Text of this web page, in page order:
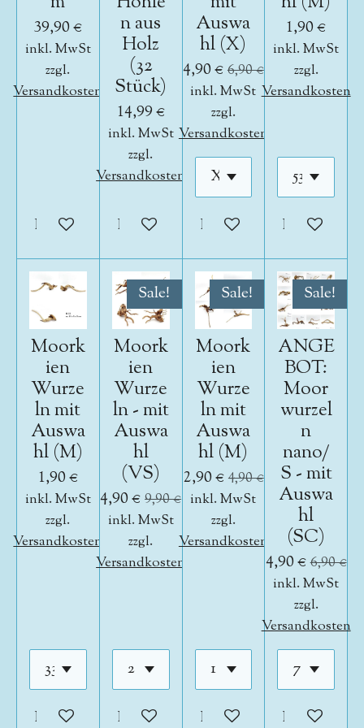
39,90 €
inkl. MwSt
zzgl.
Versandkosten
In den Warenkorb
n aus
Holz
(32
Stück)
14,99 €
inkl. MwSt
zzgl.
Versandkosten
In den Warenkorb
Auswa
hl (X)
4,90 € 6,90 €
inkl. MwSt
zzgl.
Versandkosten
In den Warenkorb
1,90 €
inkl. MwSt
zzgl.
Versandkosten
In den
Moork
ien
Wurze
ln mit
Auswa
hl (M)
1,90 €
inkl. MwSt
zzgl.
Versandkosten
In den Warenkorb
Sale!
Moork
ien
Wurze
ln - mit
Auswa
hl
(VS)
4,90 € 9,90 €
inkl. MwSt
zzgl.
Versandkosten
In den Warenkorb
Sale!
Moork
ien
Wurze
ln mit
Auswa
hl (M)
2,90 € 4,90 €
inkl. MwSt
zzgl.
Versandkosten
In den Warenkorb
Sale!
ANGE
BOT:
Moor
wurzel
n
nano/
S - mit
Auswa
hl
(SC)
4,90 €6,90 €
inkl. MwSt
zzgl.
Versandkosten
In den